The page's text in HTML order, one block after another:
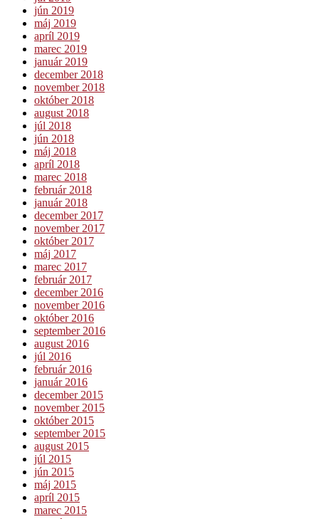
jún 2019
máj 2019
apríl 2019
marec 2019
január 2019
december 2018
november 2018
október 2018
august 2018
júl 2018
jún 2018
máj 2018
apríl 2018
marec 2018
február 2018
január 2018
december 2017
november 2017
október 2017
máj 2017
marec 2017
február 2017
december 2016
november 2016
október 2016
september 2016
august 2016
júl 2016
február 2016
január 2016
december 2015
november 2015
október 2015
september 2015
august 2015
júl 2015
jún 2015
máj 2015
apríl 2015
marec 2015